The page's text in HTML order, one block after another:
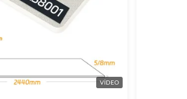
VIDEO